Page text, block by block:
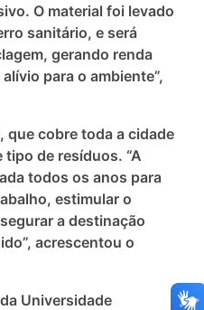
O material foi levado
sanitário, e será
gerando renda
para o ambiente”,
que cobre toda a cidade
de resíduos. “A
todos os anos para
estimular o
a destinação
acrescentou o
Universidade